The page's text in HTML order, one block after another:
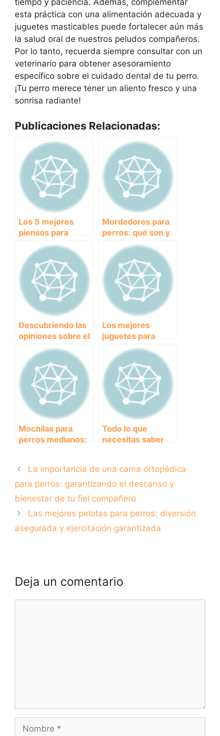
tiempo y paciencia. Además, complementar
esta práctica con una alimentación adecuada y
juguetes masticables puede fortalecer aún más
la salud oral de nuestros peludos compañeros.
Por lo tanto, recuerda siempre consultar con un
veterinario para obtener asesoramiento
específico sobre el cuidado dental de tu perro.
¡Tu perro merece tener un aliento fresco y una
sonrisa radiante!
Publicaciones Relacionadas:
Los 5 mejores
piensos para
mascotas con la
mejor relación
calidad-precio del
mercado
Mordedores para
perros: qué son y
por qué son
importantes para
el cuidado de tu
mascota
Descubriendo las
opiniones sobre el
pienso Eukanuba:
¿Es la mejor
opción para tu
mascota?
Los mejores
juguetes para
perros grandes
que mantendrán a
tu peludo amigo
feliz y entretenido.
Mochilas para
perros medianos:
llevar a tu
compañero de
aventuras contigo
Todo lo que
necesitas saber
ventajas, usos y
recomendaciones
La importancia de una cama ortopédica
para perros: garantizando el descanso y
bienestar de tu fiel compañero
Las mejores pelotas para perros: diversión
asegurada y ejercitación garantizada
Deja un comentario